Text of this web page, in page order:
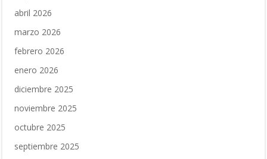
abril 2026
marzo 2026
febrero 2026
enero 2026
diciembre 2025
noviembre 2025
octubre 2025
septiembre 2025